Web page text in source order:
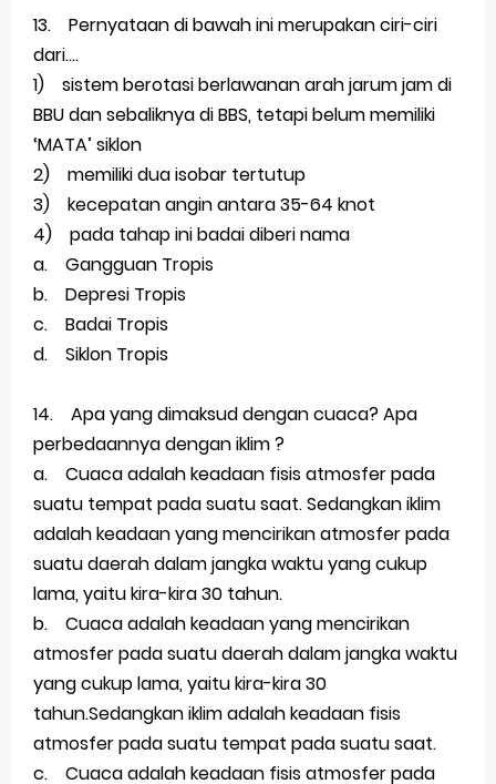
13. Pernyataan di bawah ini merupakan ciri-ciri
dari....
1) sistem berotasi berlawanan arah jarum jam di
BBU dan sebaliknya di BBS, tetapi belum memiliki
‘MATA’ siklon
2) memiliki dua isobar tertutup
3) kecepatan angin antara 35-64 knot
4) pada tahap ini badai diberi nama
a. Gangguan Tropis
b. Depresi Tropis
c. Badai Tropis
d. Siklon Tropis
14. Apa yang dimaksud dengan cuaca? Apa
perbedaannya dengan iklim ?
a. Cuaca adalah keadaan fisis atmosfer pada
suatu tempat pada suatu saat. Sedangkan iklim
adalah keadaan yang mencirikan atmosfer pada
suatu daerah dalam jangka waktu yang cukup
lama, yaitu kira-kira 30 tahun.
b. Cuaca adalah keadaan yang mencirikan
atmosfer pada suatu daerah dalam jangka waktu
yang cukup lama, yaitu kira-kira 30
tahun.Sedangkan iklim adalah keadaan fisis
atmosfer pada suatu tempat pada suatu saat.
c. Cuaca adalah keadaan fisis atmosfer pada